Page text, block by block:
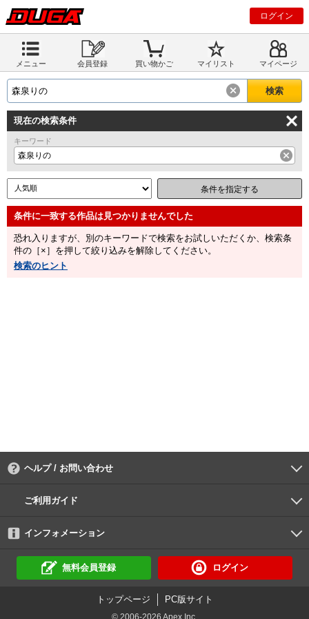
ログイン
メニュー 会員登録 買い物かご マイリスト マイページ
現在の検索条件
キーワード
森泉りの
条件を指定する
恐れ入りますが、別のキーワードで検索をお試しいただくか、検索条
件の［×］を押して絞り込みを解除してください。
検索のヒント
ヘルプ / お問い合わせ
よくあるご質問
ご利用環境
お支払い方法
パスワードの再設定
サポートセンター
ご利用ガイド
初めての方へ
会員登録の手順
作品購入の手順
動画再生の手順
検索のヒント
DUGA Player
インフォメーション
DUGAからのお知らせ
デュガの歴史とあゆみ
利用規約
個人情報保護方針
特定商取引法に基づく表示
資金決済法に基づく表示
倫理基準
サイトマップ無料会員登録 ログイン
トップページ PC版サイト
© 2006-2026 Apex Inc.